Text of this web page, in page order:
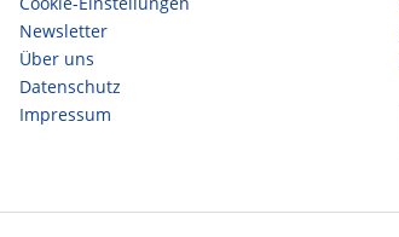
Newsletter
Über uns
Datenschutz
Impressum